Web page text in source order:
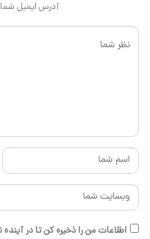
آدرس ایمیل
اطلاعات من را ذخیره کن تا در